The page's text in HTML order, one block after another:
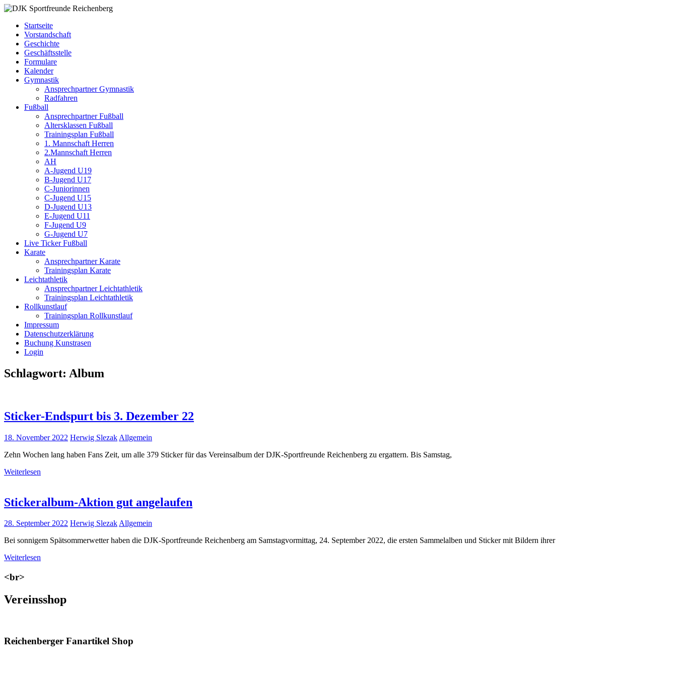
Zum
springen
Sportfreunde
Reichenberg
Gymnastik
Karate
Leichtathletik
Radfahren
Rollkunstlauf
Startseite
Vorstandschaft
Geschichte
Geschäftsstelle
Formulare
Kalender
Gymnastik
Ansprechpartner Gymnastik
Radfahren
Fußball
Ansprechpartner Fußball
Altersklassen Fußball
Trainingsplan Fußball
1. Mannschaft Herren
2.Mannschaft Herren
AH
A-Jugend U19
B-Jugend U17
C-Juniorinnen
C-Jugend U15
D-Jugend U13
E-Jugend U11
F-Jugend U9
G-Jugend U7
Live Ticker Fußball
Karate
Ansprechpartner Karate
Trainingsplan Karate
Leichtathletik
Ansprechpartner Leichtathletik
Trainingsplan Leichtathletik
Rollkunstlauf
Trainingsplan Rollkunstlauf
Impressum
Datenschutzerklärung
Buchung Kunstrasen
Login
Schlagwort: Album
Sticker-Endspurt bis 3. Dezember 22
18. November 2022 Herwig Slezak Allgemein
Zehn Wochen lang haben Fans Zeit, um alle 379 Sticker für das Vereinsalbum der DJK-Sportfreunde Reichenberg zu ergattern. Bis Samstag,
Weiterlesen
Stickeralbum-Aktion gut angelaufen
28. September 2022 Herwig SlezakAllgemein
Bei sonnigem Spätsommerwetter haben die DJK-Sportfreunde Reichenberg am Samstagvormittag, 24. September 2022, die ersten Sammelalben und Sticker mit Bildern ihrer
Weiterlesen
<br>
Vereinsshop
Reichenberger Fanartikel Shop